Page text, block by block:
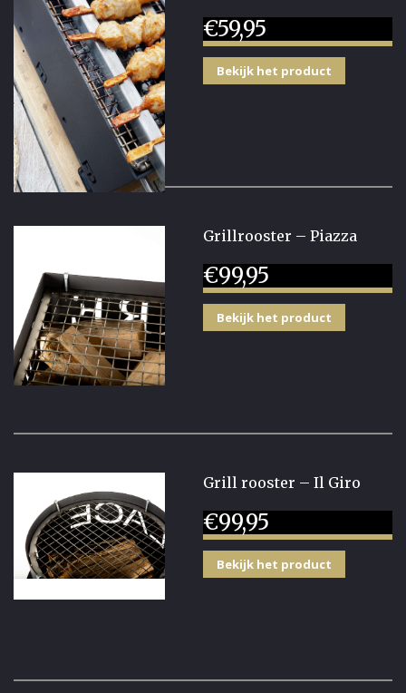
€59,95
Bekijk het product
Grillrooster – Piazza
€99,95
Bekijk het product
Grill rooster – Il Giro
€99,95
Bekijk het product